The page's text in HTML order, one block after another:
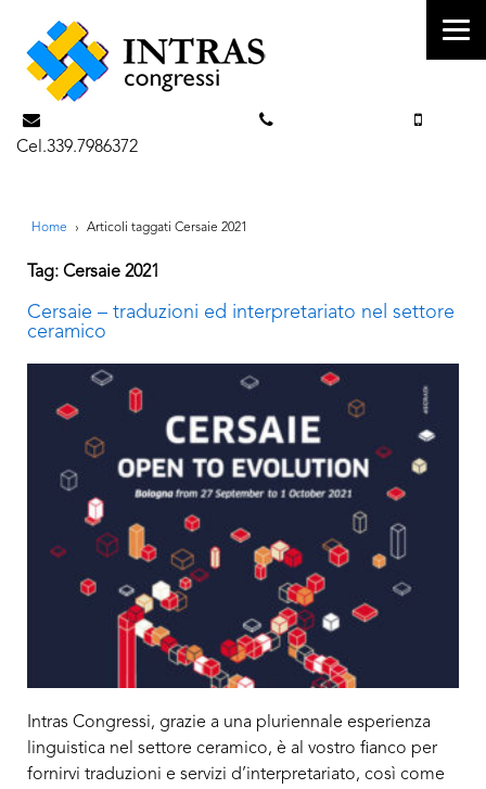
Cel.339.7986372
Home › Articoli taggati Cersaie 2021
Tag: Cersaie 2021
Cersaie – traduzioni ed interpretariato nel settore
ceramico
Intras Congressi, grazie a una pluriennale esperienza
linguistica nel settore ceramico, è al vostro fianco per
fornirvi traduzioni e servizi d’interpretariato, così come